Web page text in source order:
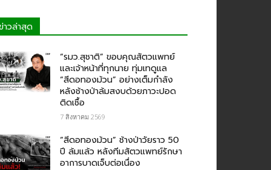
าวล่าสุด
“รมว.สุชาติ” ขอบคุณสัตวแพทย์
และเจ้าหน้าที่ทุกนาย ทุ่มเทดูแล
“สีดอทองม้วน” อย่างเต็มกำลัง
หลังช้างป่าล้มสงบด้วยภาวะปอด
ติดเชื้อ
7 สิงหาคม 2569
“สีดอทองม้วน” ช้างป่าวัยราว 50
ปี ล้มแล้ว หลังทีมสัตวแพทย์รักษา
อาการบาดเจ็บต่อเนื่อง